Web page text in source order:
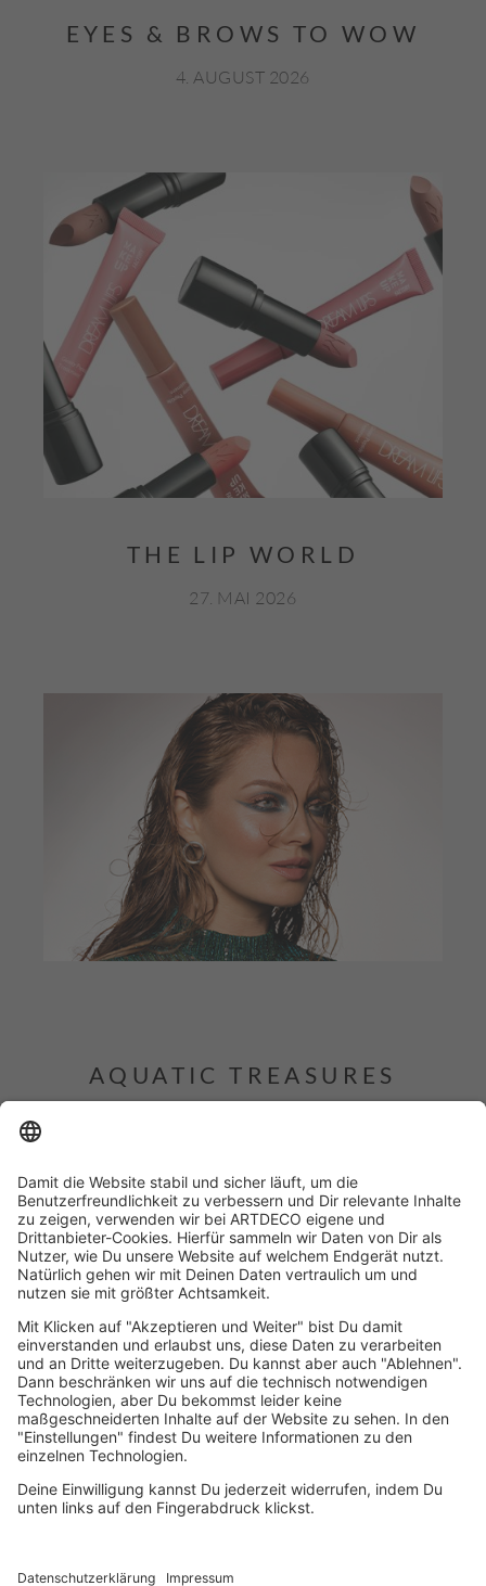
EYES & BROWS TO WOW
4. AUGUST 2026
THE LIP WORLD
27. MAI 2026
AQUATIC TREASURES
Dermatologisch getestet
UNSERE STORY FILIALSUCHE
IMPRESSUM